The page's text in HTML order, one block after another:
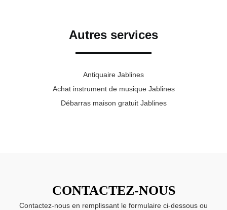
Autres services
Antiquaire Jablines
Achat instrument de musique Jablines
Débarras maison gratuit Jablines
CONTACTEZ-NOUS
Contactez-nous en remplissant le formulaire ci-dessous ou